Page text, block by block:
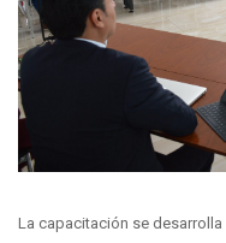
La capacitación se